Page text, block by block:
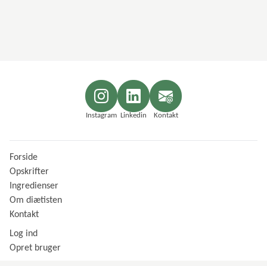
Instagram Linkedin Kontakt
Forside
Opskrifter
Ingredienser
Om diætisten
Kontakt
Log ind
Opret bruger